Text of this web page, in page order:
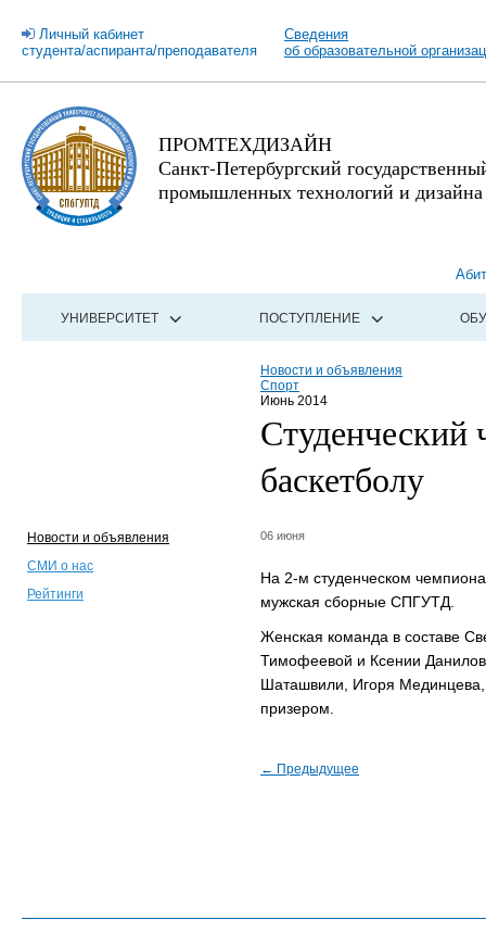
Личный кабинет
студента/аспиранта/преподавателя
Сведения
об образовательной
ПРОМТЕХДИЗАЙН
Санкт-Петербургский
промышленных технологий и дизайна
УНИВЕРСИТЕТ ПОСТУПЛЕНИЕ
Новости и объявления
Спорт
Июнь 2014
Студенческий
баскетболу
Новости и объявления
СМИ о нас
Рейтинги
06 июня
На 2-м студенческом
мужская сборные СПГУТД.
Женская команда в составе
Тимофеевой и Ксении
Шаташвили, Игоря
призером.
← Предыдущее